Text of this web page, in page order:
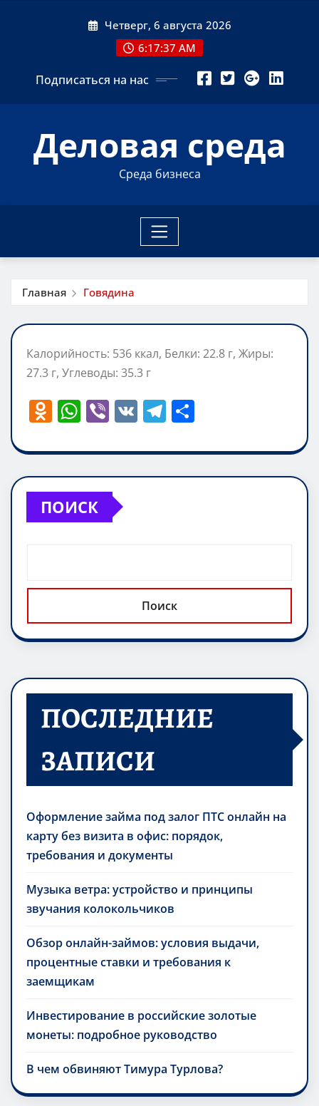
Четверг, 6 августа 2026
6:17:37 AM
Подписаться на нас
Деловая среда
Среда бизнеса
Главная Говядина
Калорийность: 536 ккал, Белки: 22.8 г, Жиры:
27.3 г, Углеводы: 35.3 г
O
n
o
kl
a
ki
W
at
s
A
p
Vi
er
V T
e
gr
п
р
ь
ПОИСК
Поиск
ПОСЛЕДНИЕ
ЗАПИСИ
Оформление займа под залог ПТС онлайн на
карту без визита в офис: порядок,
требования и документы
Музыка ветра: устройство и принципы
звучания колокольчиков
Обзор онлайн-займов: условия выдачи,
процентные ставки и требования к
заемщикам
Инвестирование в российские золотые
монеты: подробное руководство
В чем обвиняют Тимура Турлова?